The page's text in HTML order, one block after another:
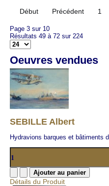
Début Précédent 1
Page 3 sur 10
Résultats 49 à 72 sur 224
Oeuvres vendues
SEBILLE Albert
Hydravions barques et bâtiments
Détails du Produit